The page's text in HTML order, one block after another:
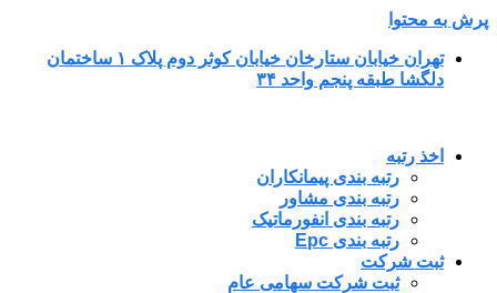
پرش به محتوا
تهران خیابان ستارخان خیابان کوثر دوم پلاک ۱ ساختمان
دلگشا طبقه پنجم واحد ۳۴
اخذ رتبه
رتبه بندی پیمانکاران
رتبه بندی مشاور
رتبه بندی انفورماتیک
رتبه بندی Epc
ثبت شرکت
ثبت شرکت سهامی عام